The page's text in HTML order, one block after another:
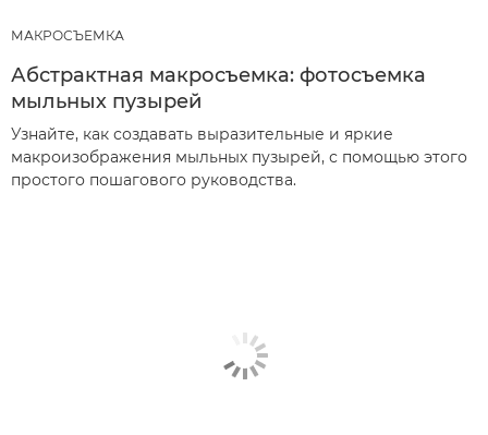
МАКРОСЪЕМКА
Абстрактная макросъемка: фотосъемка
мыльных пузырей
Узнайте, как создавать выразительные и яркие
макроизображения мыльных пузырей, с помощью этого
простого пошагового руководства.